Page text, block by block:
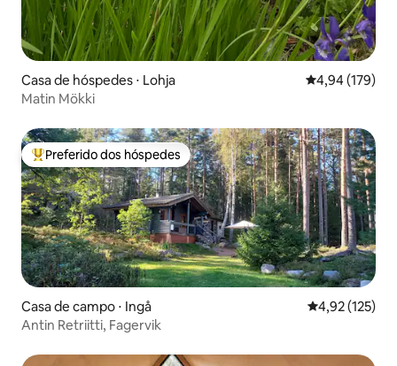
Casa de hóspedes ⋅ Lohja 4,94 de uma
4,94 (179)
Matin Mökki
Entre os melhores preferidos dos hóspedes
Preferido dos hóspedes
Casa de campo ⋅ Ingå 4,92 de uma
4,92 (125)
Antin Retriitti, Fagervik